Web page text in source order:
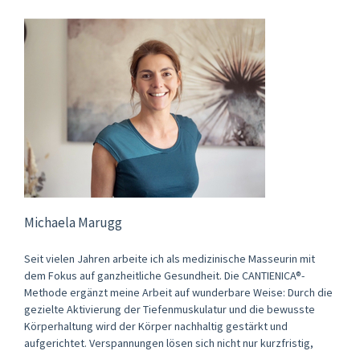
Michaela Marugg
Seit vielen Jahren arbeite ich als medizinische Masseurin mit
dem Fokus auf ganzheitliche Gesundheit. Die CANTIENICA®-
Methode ergänzt meine Arbeit auf wunderbare Weise: Durch die
gezielte Aktivierung der Tiefenmuskulatur und die bewusste
Körperhaltung wird der Körper nachhaltig gestärkt und
aufgerichtet. Verspannungen lösen sich nicht nur kurzfristig,